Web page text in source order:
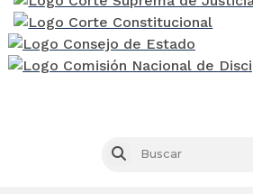
Buscar